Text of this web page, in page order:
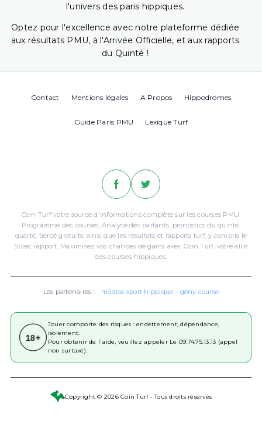
l'univers des paris hippiques.
Optez pour l'excellence avec notre plateforme dédiée
aux résultats PMU, à l'Arrivée Officielle, et aux rapports
du Quinté !
Contact Mentions légales A Propos Hippodromes
Guide Paris PMU Lexique Turf
Coin Turf votre source d'informations complète sur les courses PMU.
Programme des courses, Analyse des partants, pronostics du quinté,
quarté, tiercé gratuits, ainsi que les résultats et rapports turf, y compris le
Sorec rapport. Maximisez vos chances de gains avec Coin Turf, votre allié
des courses hippiques.
Les partenaires : médias sport hippique geny course
18+
Jouer comporte des risques : endettement, dépendance,
isolement.
Pour obtenir de l'aide, veuillez appeler Le 09.74.75.13.13 (appel
non surtaxé).
Copyright © 2026 Coin Turf - Tous droits réservés